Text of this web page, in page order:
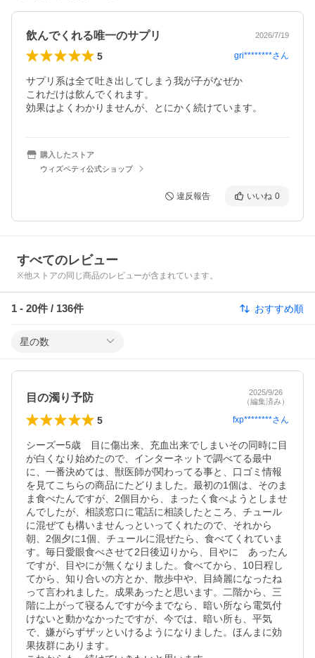
飲んでくれる唯一のサプリ 2026/7/19
5 gri********さん
サプリ系は全て吐き出してしまう我が子がなぜか
これだけは飲んでくれます。
効果はよくわかりませんが、とにかく続けています。
購入したストア
ウィズペティ公式ショップ
違反報告 いいね 0
すべてのレビュー
※他ストアの同じ商品のレビューが含まれています。
1 - 20件 / 136件 おすすめ順
星の数
目の濁り予防
2025/9/26
（編集済み）
5 fxp********さん
シーズー5歳　目に傷出来、充血出来でしまいその同時に目
が白くなり始めたので、インターネットで調べてる最中
に、一番決めては、獣医師が関わってる事と、口ゴミ情報
を見てこちらの商品にたどりました。最初の1個は、そのま
ま食べたんですが、2個目から、まったく食べようとしませ
んでしたが、相談窓口に電話に相談したところ、チュール
に混ぜても構いませんっといってくれたので、それから
朝、2個夕に1個、チュールに混ぜたら、食べてくれていま
す。毎日愛眼食べさせて2日後辺りから、目やに　あったん
ですが、目やにが無くなりました。食べてから、10日程し
てから、知り合いの方とか、散歩中や、目綺麗になったね
って言われました。成果あったと思います。二階から、三
階に上がって寝るんですが今までなら、暗い所なら電気付
けないと動かなかったですが、今では、暗い所も、平気
で、嫌がらずザッといけるようになりました。ほんまに効
果抜群にあります。